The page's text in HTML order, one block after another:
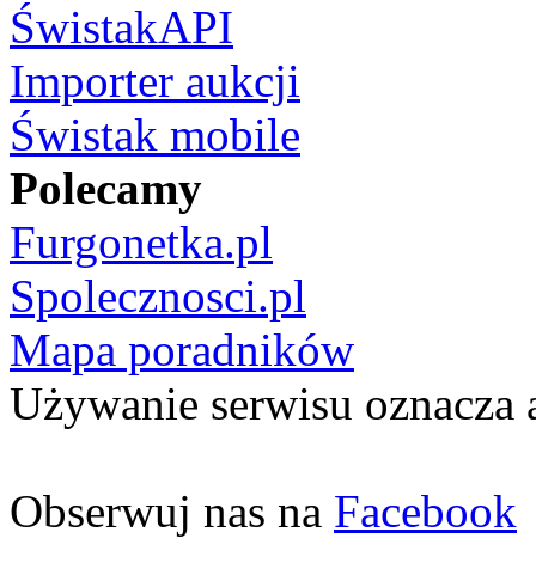
ŚwistakAPI
Importer aukcji
Świstak mobile
Polecamy
Furgonetka.pl
Spolecznosci.pl
Mapa poradników
Używanie serwisu oznacza
Obserwuj nas na Facebook